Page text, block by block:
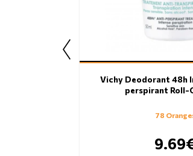
Vichy Deodorant 48h
perspirant Roll-
78